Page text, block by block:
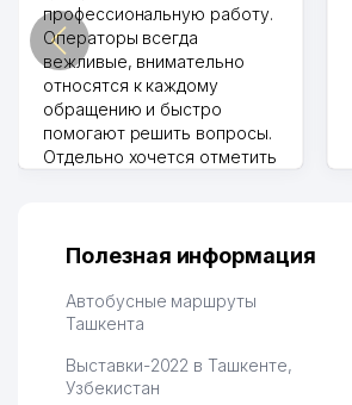
профессиональную работу.
Операторы всегда
вежливые, внимательно
относятся к каждому
обращению и быстро
помогают решить вопросы.
Отдельно хочется отметить
их работе значительно
обслуживания клиентов.
Рекомендую этот колл-
партнера для бизнеса.
Vip Brand 31.07.2026 11:43:39
Полезная информация
Автобусные маршруты
Ташкента
Выставки-2022 в Ташкенте,
Узбекистан